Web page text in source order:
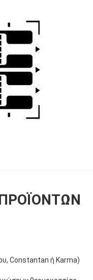
Constantan ή Karma)